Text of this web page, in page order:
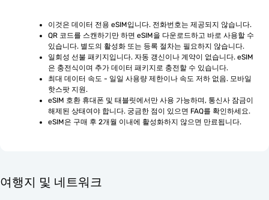
이것은 데이터 전용 eSIM입니다. 전화번호는 제공되지 않습니다.
QR 코드를 스캔하기만 하면 eSIM을 다운로드하고 바로 사용할 수
있습니다. 별도의 활성화 또는 등록 절차는 필요하지 않습니다.
일회성 선불 패키지입니다. 자동 갱신이나 계약이 없습니다. eSIM
은 충전식이며 추가 데이터 패키지로 충전할 수 있습니다.
최대 데이터 속도 - 일일 사용량 제한이나 속도 저하 없음. 모바일
핫스팟 지원.
eSIM 호환 휴대폰 및 태블릿에서만 사용 가능하며, 통신사 잠금이
해제된 상태여야 합니다. 궁금한 점이 있으면 FAQ를 확인하세요.
eSIM은 구매 후 2개월 이내에 활성화하지 않으면 만료됩니다.
여행지 및 네트워크